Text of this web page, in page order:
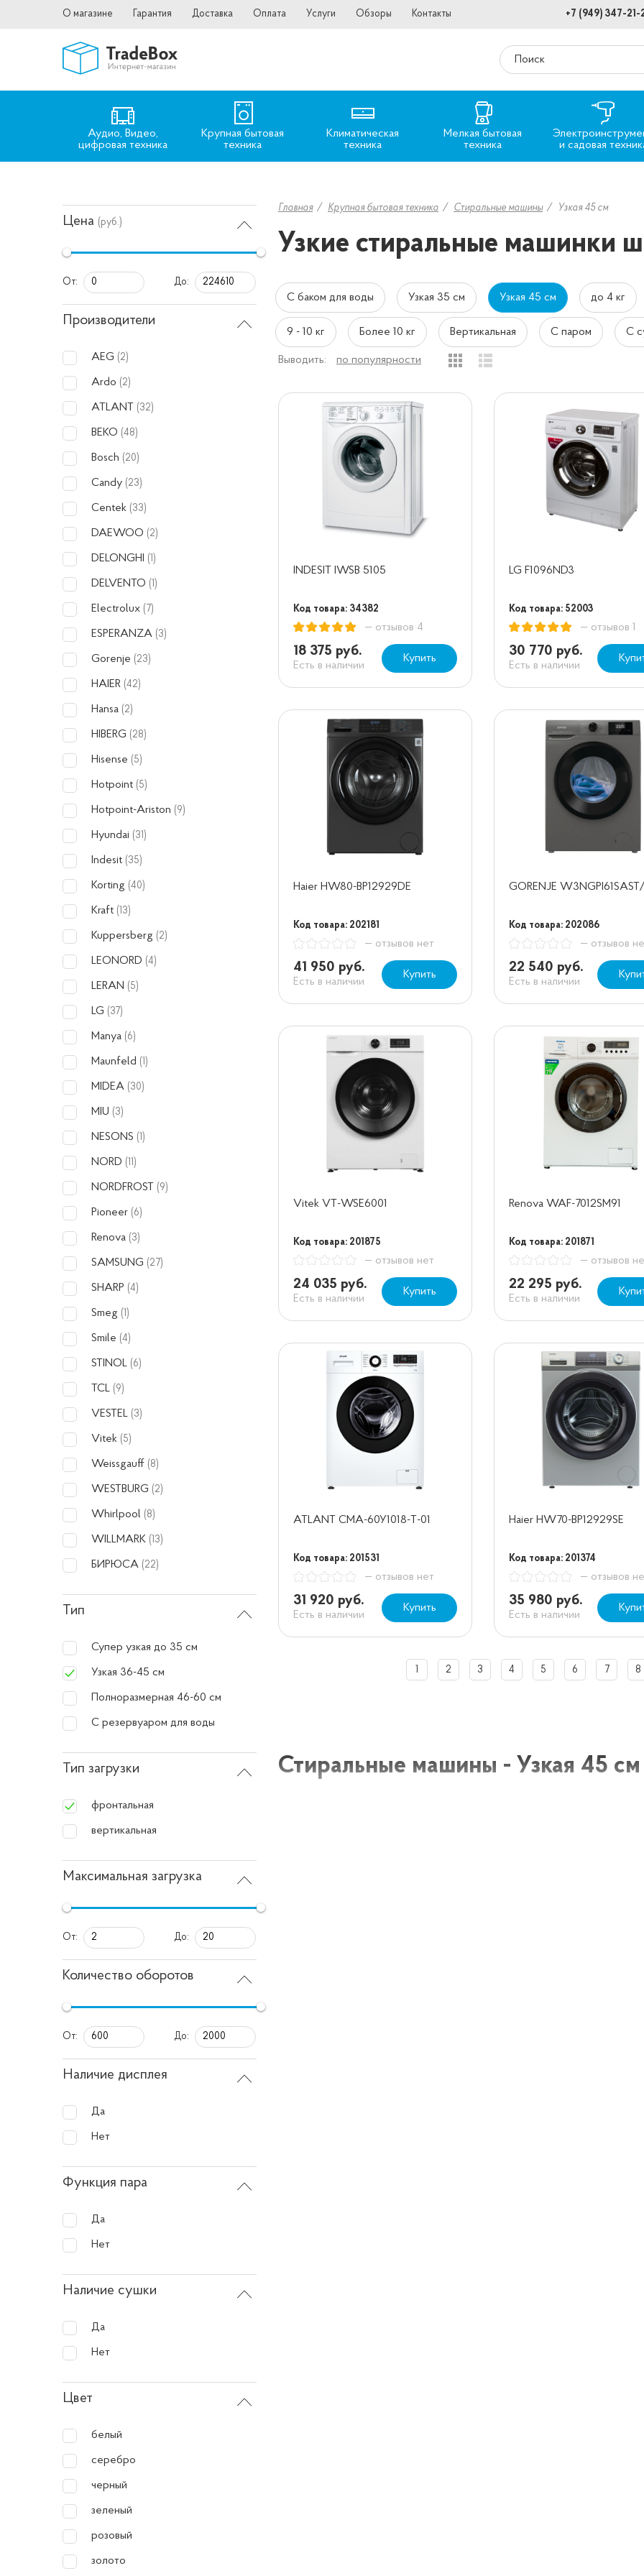
О магазине Гарантия Доставка Оплата Услуги Обзоры Контакты +7 (949) 347-21-
Аудио, Видео,
цифровая техника
Крупная бытовая
техника
Климатическая
техника
Мелкая бытовая
техника
и садовая
Цена (руб.)
От: До:
Производители
AEG (2)
Ardo (2)
ATLANT (32)
BEKO (48)
Bosch (20)
Candy (23)
Centek (33)
DAEWOO (2)
DELONGHI (1)
DELVENTO (1)
Electrolux (7)
ESPERANZA (3)
Gorenje (23)
HAIER (42)
Hansa (2)
HIBERG (28)
Hisense (5)
Hotpoint (5)
Hotpoint-Ariston (9)
Hyundai (31)
Indesit (35)
Korting (40)
Kraft (13)
Kuppersberg (2)
LEONORD (4)
LERAN (5)
LG (37)
Manya (6)
Maunfeld (1)
MIDEA (30)
MIU (3)
NESONS (1)
NORD (11)
NORDFROST (9)
Pioneer (6)
Renova (3)
SAMSUNG (27)
SHARP (4)
Smeg (1)
Smile (4)
STINOL (6)
TCL (9)
VESTEL (3)
Vitek (5)
Weissgauff (8)
WESTBURG (2)
Whirlpool (8)
WILLMARK (13)
БИРЮСА (22)
Тип
Супер узкая до 35 см
Узкая 36-45 см
Полноразмерная 46-60 см
С резервуаром для воды
Тип загрузки
фронтальная
вертикальная
Максимальная загрузка
От: До:
Количество оборотов
От: До:
Наличие дисплея
Да
Нет
Функция пара
Да
Нет
Наличие сушки
Да
Нет
Цвет
белый
серебро
черный
зеленый
розовый
золото
Главная Крупная бытовая техника Стиральные машины Узкая 45 см
Узкие стиральные машинки
С баком для воды Узкая 35 см Узкая 45 см до 4 кг
9 - 10 кг Более 10 кг Вертикальная С паром С
Выводить: по популярности
INDESIT IWSB 5105
Код товара: 34382
— отзывов 4
18 375 руб.
Есть в наличии
Купить
LG F1096ND3
Код товара: 52003
— отзывов 1
30 770 руб.
Есть в наличии
Haier HW80-BP12929DE
Код товара: 202181
— отзывов нет
41 950 руб.
Есть в наличии
Купить
GORENJE
Код товара: 202086
— отзывов
22 540 руб.
Есть в наличии
Vitek VT-WSE6001
Код товара: 201875
— отзывов нет
24 035 руб.
Есть в наличии
Купить
Renova WAF-7012SM91
Код товара: 201871
— отзывов
22 295 руб.
Есть в наличии
ATLANT СМА-60У1018-Т-01
Код товара: 201531
— отзывов нет
31 920 руб.
Есть в наличии
Купить
Haier HW70-BP12929SE
Код товара: 201374
— отзывов
35 980 руб.
Есть в наличии
2 3 4 5 6 7 8
Стиральные машины - Узкая 45 см
Стиральные машины узкого размера, шириной 45 см,